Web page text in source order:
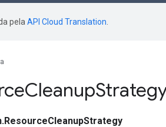
pela API Cloud Translation
Cleanup